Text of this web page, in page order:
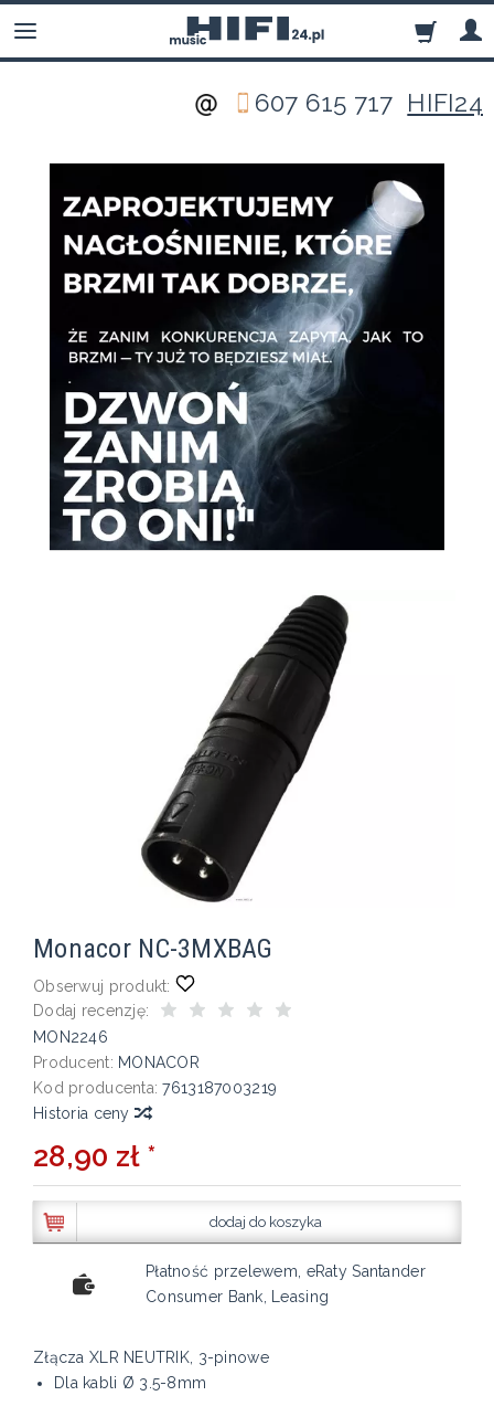
607 615 717 HIFI24
Monacor NC-3MXBAG
Obserwuj produkt:
Dodaj recenzję:
MON2246
Producent: MONACOR
Kod producenta: 7613187003219
Historia ceny
28,90 zł *
dodaj do koszyka
Płatność przelewem, eRaty Santander
Consumer Bank, Leasing
Złącza XLR NEUTRIK, 3-pinowe
Dla kabli Ø 3.5-8mm